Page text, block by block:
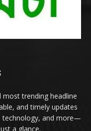
trending headline
and timely updates
technology, and more—
a glance.